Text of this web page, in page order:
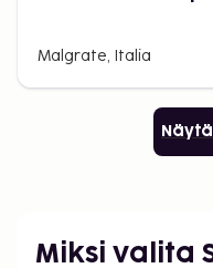
Malgrate, Italia
Miksi valita